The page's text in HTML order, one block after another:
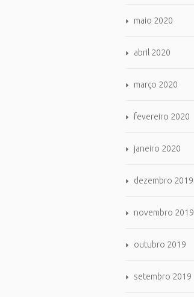
maio 2020
abril 2020
março 2020
fevereiro 2020
janeiro 2020
dezembro 2019
novembro 2019
outubro 2019
setembro 2019